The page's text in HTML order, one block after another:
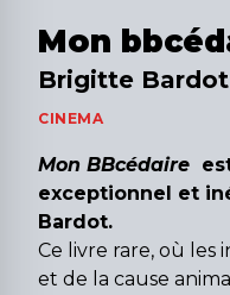
Mon
Brigitte Bardot
CINEMA
Mon BBcédaire
exceptionnel et
Bardot.
Ce livre rare, où les
et de la cause